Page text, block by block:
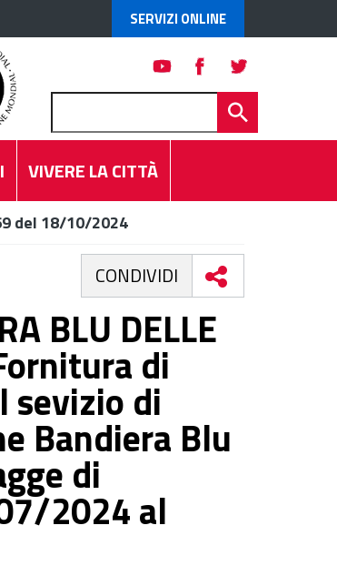
SERVIZI ONLINE
VIVERE LA CITTÀ
del 18/10/2024
CONDIVIDI
BLU DELLE
di
sevizio di
Bandiera Blu
di
2024 al